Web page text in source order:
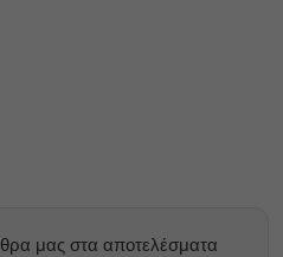
μας στα αποτελέσματα